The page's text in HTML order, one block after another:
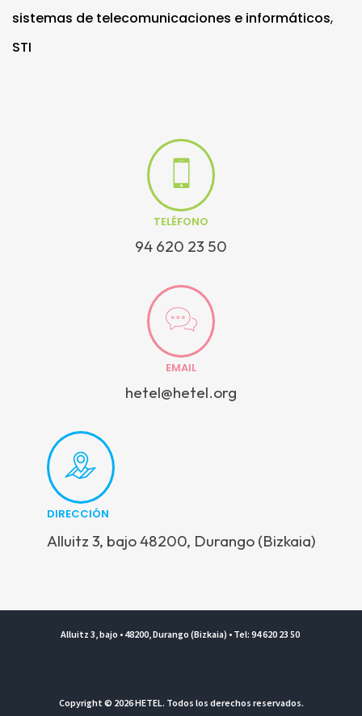
sistemas de telecomunicaciones e informáticos,
STI
TELÉFONO
94 620 23 50
EMAIL
hetel@hetel.org
DIRECCIÓN
Alluitz 3, bajo 48200, Durango (Bizkaia)
Alluitz 3, bajo • 48200, Durango (Bizkaia) • Tel: 94 620 23 50
Copyright © 2026 HETEL. Todos los derechos reservados.